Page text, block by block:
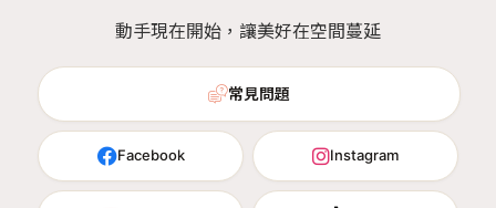
動手現在開始，讓美好在空間蔓延
常見問題
Facebook Instagram